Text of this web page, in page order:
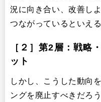
況に向き合い、改善し
つながっているといえる
［２］第2層：戦略
ット
しかし、こうした動向
ングを廃止すべきだろ